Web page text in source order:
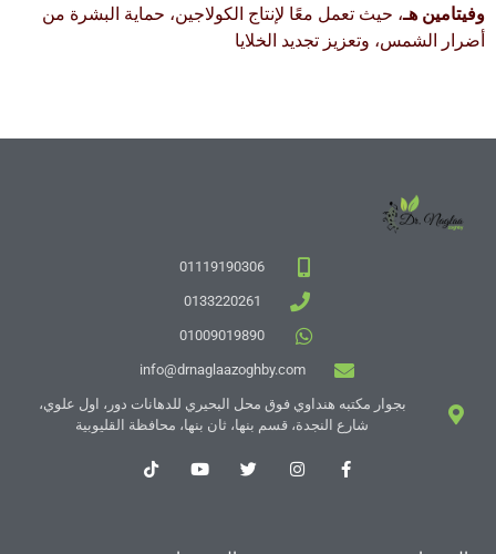
وفيتامين هـ، حيث تعمل معًا لإنتاج الكولاجين، حماية البشرة من
أضرار الشمس، وتعزيز تجديد الخلايا
01119190306
0133220261
01009019890
info@drnaglaazoghby.com
بجوار مكتبه هنداوي فوق محل البحيري للدهانات دور، اول علوي،
شارع النجدة، قسم بنها، ثان بنها، محافظة القليوبية